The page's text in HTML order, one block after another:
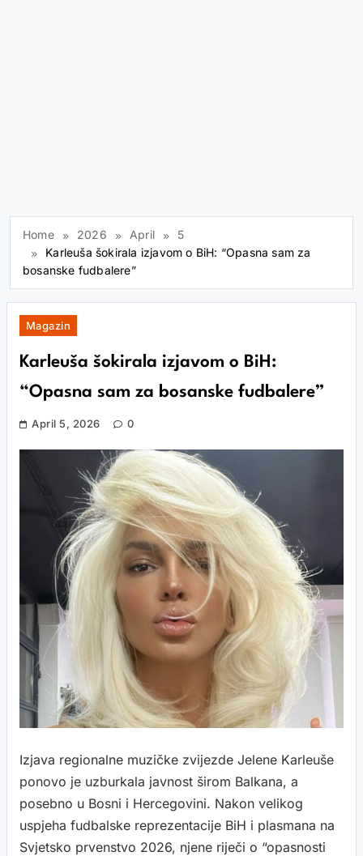
Home 2026 April
5
Karleuša šokirala izjavom o BiH: “Opasna sam za
bosanske fudbalere”
Magazin
Karleuša šokirala izjavom o BiH:
“Opasna sam za bosanske fudbalere”
April 5, 2026 0
Izjava regionalne muzičke zvijezde Jelene Karleuše
ponovo je uzburkala javnost širom Balkana, a
posebno u Bosni i Hercegovini. Nakon velikog
uspjeha fudbalske reprezentacije BiH i plasmana na
Svjetsko prvenstvo 2026, njene riječi o “opasnosti